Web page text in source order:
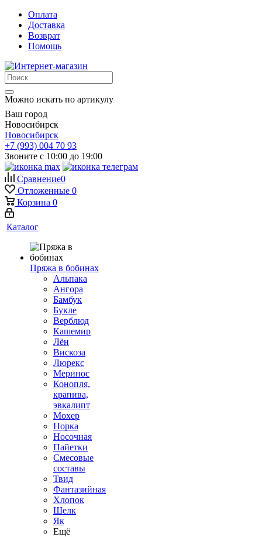
Оплата
Доставка
Возврат
Помощь
Можно искать по артикулу
Ваш город
Новосибирск
Новосибирск
+7 (993) 004 70 93
Звоните с 10:00 до 19:00
Сравнение0
Отложенные 0
Корзина 0
Каталог
Пряжа в бобинах
Альпака
Ангора
Бамбук
Букле
Верблюд
Кашемир
Лён
Вискоза
Люрекс
Меринос
Конопля,
крапива,
эвкалипт
Мохер
Норка
Носочная
Пайетки
Смесовые
составы
Твид
Фантазийная
Хлопок
Шелк
Як
Ещё